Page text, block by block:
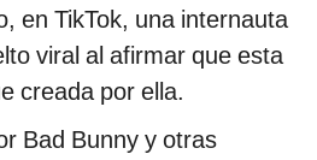
en TikTok, una internauta
viral al afirmar que esta
creada por ella.
Bad Bunny y otras